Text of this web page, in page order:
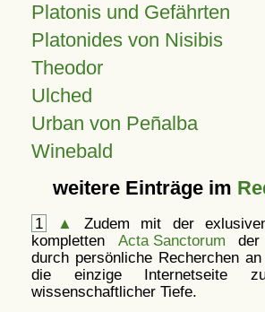
Platonis und Gefährten
Platonides von Nisibis
Theodor
Ulched
Urban von Peñalba
Winebald
weitere Einträge im
1 ▲
Zudem mit der
kompletten Acta Sanctorum der
durch persönliche Recherchen
die einzige Internetseite
wissenschaftlicher Tiefe.